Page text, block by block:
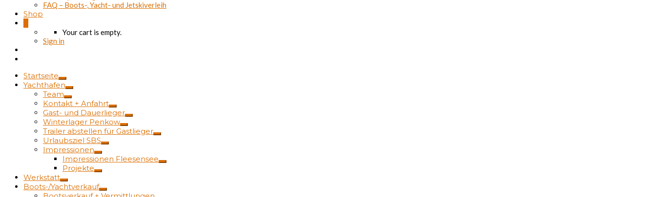
FAQ – Boots-, Yacht- und Jetskiverleih
Shop
Your cart is empty.
Sign in
Startseite
Yachthafen
Team
Kontakt + Anfahrt
Gast- und Dauerlieger
Winterlager Penkow
Trailer abstellen für Gastlieger
Urlaubsziel SBS
Impressionen
Impressionen Fleesensee
Projekte
Werkstatt
Boots-/Yachtverkauf